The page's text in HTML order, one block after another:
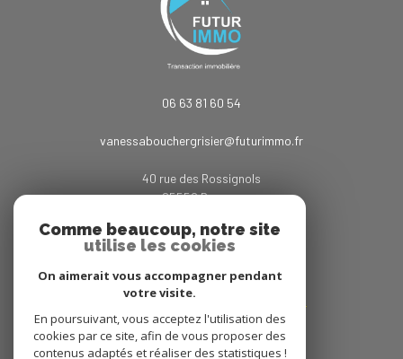
06 63 81 60 54
vanessabouchergrisier@futurimmo.fr
40 rue des Rossignols
25550 bavans
Comme beaucoup, notre site
utilise les cookies
On aimerait vous accompagner pendant
votre visite.
En poursuivant, vous acceptez l'utilisation des
cookies par ce site, afin de vous proposer des
contenus adaptés et réaliser des statistiques !